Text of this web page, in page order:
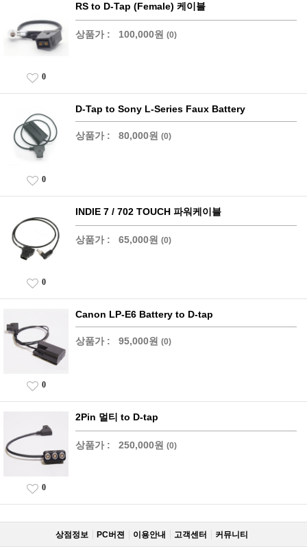
RS to D-Tap (Female) 케이블
상품가 : 100,000원 (0)
0
D-Tap to Sony L-Series Faux Battery
상품가 : 80,000원 (0)
0
INDIE 7 / 702 TOUCH 파워케이블
상품가 : 65,000원 (0)
0
Canon LP-E6 Battery to D-tap
상품가 : 95,000원 (0)
0
2Pin 멀티 to D-tap
상품가 : 250,000원 (0)
0
상점정보 PC버젼 이용안내 고객센터 커뮤니티